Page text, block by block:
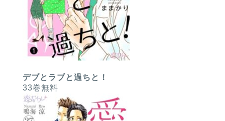
デブとラブと過ちと！
33巻無料